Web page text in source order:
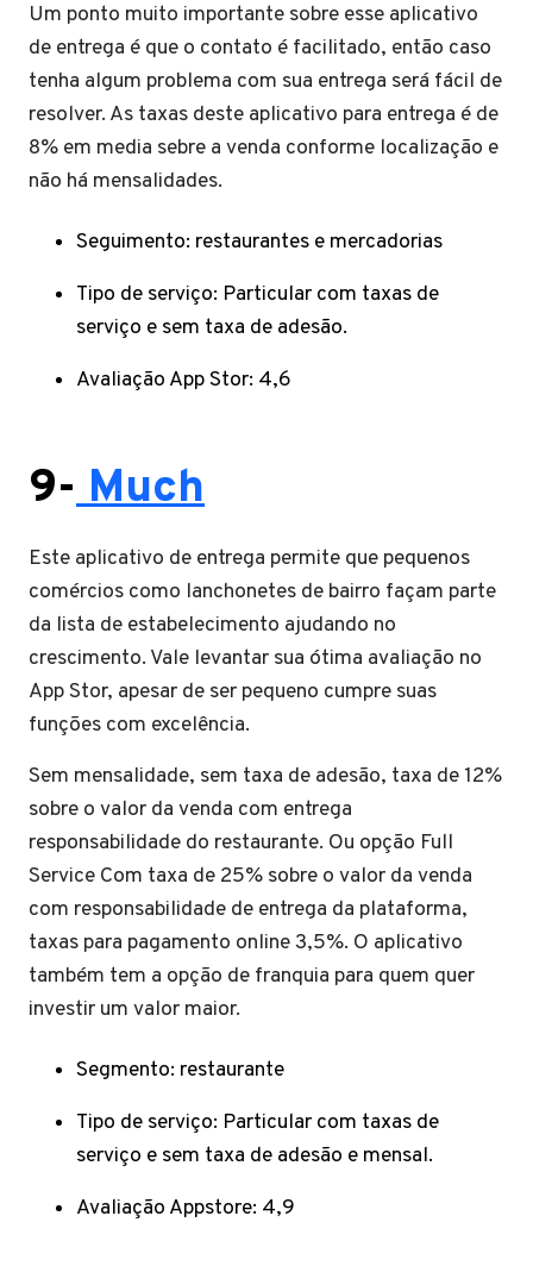
Um ponto muito importante sobre esse aplicativo
de entrega é que o contato é facilitado, então caso
tenha algum problema com sua entrega será fácil de
resolver. As taxas deste aplicativo para entrega é de
8% em media sebre a venda conforme localização e
não há mensalidades.
Seguimento: restaurantes e mercadorias
Tipo de serviço: Particular com taxas de
serviço e sem taxa de adesão.
Avaliação App Stor: 4,6
9- Much
Este aplicativo de entrega permite que pequenos
comércios como lanchonetes de bairro façam parte
da lista de estabelecimento ajudando no
crescimento. Vale levantar sua ótima avaliação no
App Stor, apesar de ser pequeno cumpre suas
funções com excelência.
Sem mensalidade, sem taxa de adesão, taxa de 12%
sobre o valor da venda com entrega
responsabilidade do restaurante. Ou opção Full
Service Com taxa de 25% sobre o valor da venda
com responsabilidade de entrega da plataforma,
taxas para pagamento online 3,5%. O aplicativo
também tem a opção de franquia para quem quer
investir um valor maior.
Segmento: restaurante
Tipo de serviço: Particular com taxas de
serviço e sem taxa de adesão e mensal.
Avaliação Appstore: 4,9